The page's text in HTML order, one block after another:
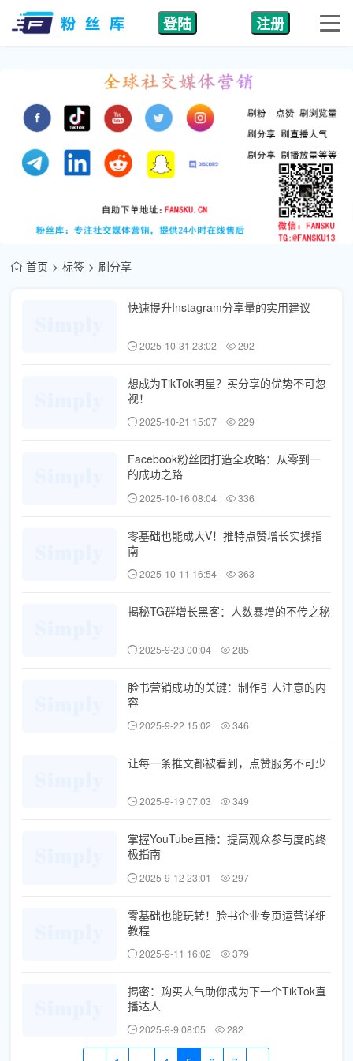
登陆 注册
首页 标签 刷分享
快速提升Instagram分享量的实用建议
2025-10-31 23:02 292
想成为TikTok明星？买分享的优势不可忽
视！
2025-10-21 15:07 229
Facebook粉丝团打造全攻略：从零到一
的成功之路
2025-10-16 08:04 336
零基础也能成大V！推特点赞增长实操指
南
2025-10-11 16:54 363
揭秘TG群增长黑客：人数暴增的不传之秘
2025-9-23 00:04 285
脸书营销成功的关键：制作引人注意的内
容
2025-9-22 15:02 346
让每一条推文都被看到，点赞服务不可少
2025-9-19 07:03 349
掌握YouTube直播：提高观众参与度的终
极指南
2025-9-12 23:01 297
零基础也能玩转！脸书企业专页运营详细
教程
2025-9-11 16:02 379
揭密：购买人气助你成为下一个TikTok直
播达人
2025-9-9 08:05 282